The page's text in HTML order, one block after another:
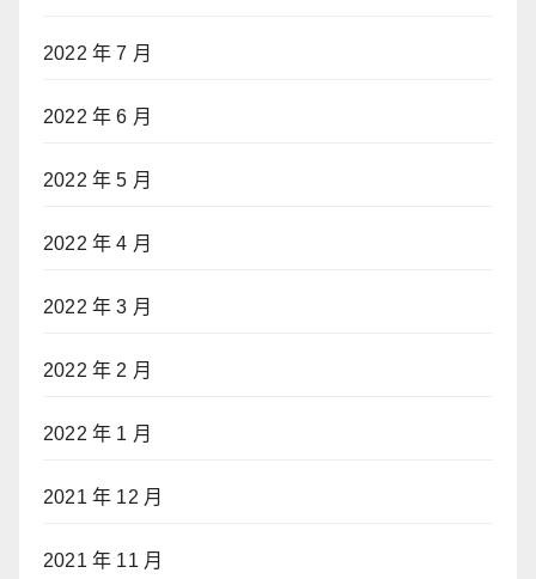
2022 年 7 月
2022 年 6 月
2022 年 5 月
2022 年 4 月
2022 年 3 月
2022 年 2 月
2022 年 1 月
2021 年 12 月
2021 年 11 月